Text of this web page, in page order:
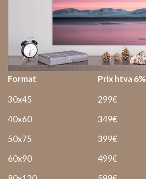
Format
Prix htva 6%
30x45
299€
40x60
349€
50x75
399€
60x90
499€